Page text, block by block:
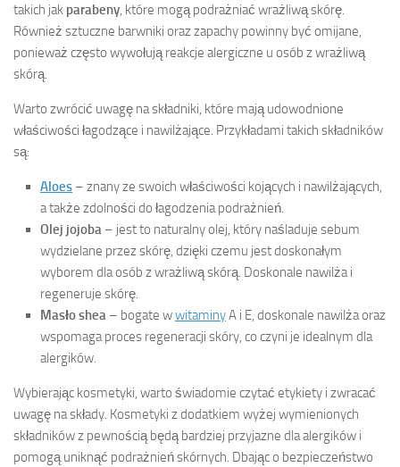
takich jak parabeny, które mogą podrażniać wrażliwą skórę.
Również sztuczne barwniki oraz zapachy powinny być omijane,
ponieważ często wywołują reakcje alergiczne u osób z wrażliwą
skórą.
Warto zwrócić uwagę na składniki, które mają udowodnione
właściwości łagodzące i nawilżające. Przykładami takich składników
są:
Aloes – znany ze swoich właściwości kojących i nawilżających,
a także zdolności do łagodzenia podrażnień.
Olej jojoba – jest to naturalny olej, który naśladuje sebum
wydzielane przez skórę, dzięki czemu jest doskonałym
wyborem dla osób z wrażliwą skórą. Doskonale nawilża i
regeneruje skórę.
Masło shea – bogate wwitaminyA i E, doskonale nawilża oraz
wspomaga proces regeneracji skóry, co czyni je idealnym dla
alergików.
Wybierając kosmetyki, warto świadomie czytać etykiety i zwracać
uwagę na składy. Kosmetyki z dodatkiem wyżej wymienionych
składników z pewnością będą bardziej przyjazne dla alergików i
pomogą uniknąć podrażnień skórnych. Dbając o bezpieczeństwo